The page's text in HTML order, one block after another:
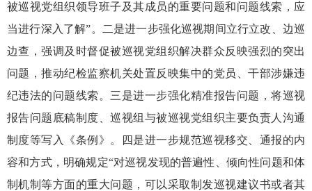
被巡视党组织领导班子及其成员的重要问题和问题线索，应
当进行深入了解”。二是进一步强化巡视期间立行立改、边巡
边查，强调及时督促被巡视党组织解决群众反映强烈的突出
问题，推动纪检监察机关处置反映集中的党员、干部涉嫌违
纪违法的问题线索。三是进一步强化精准报告问题，将巡视
报告问题底稿制度、巡视组与被巡视党组织主要负责人沟通
制度等写入《条例》。四是进一步规范巡视移交、通报的内
容和方式，明确规定“对巡视发现的普遍性、倾向性问题和体
制机制等方面的重大问题，可以采取制发巡视建议书或者其